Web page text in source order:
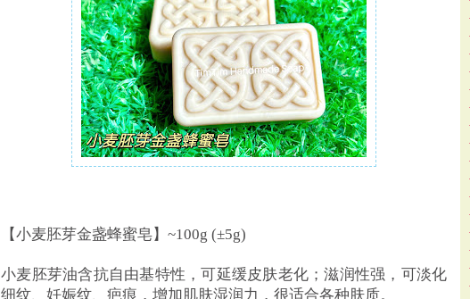
【小麦胚芽金盏蜂蜜皂】~100g (±5g)
小麦胚芽油含抗自由基特性，可延缓皮肤老化；滋润性强，可淡化
细纹、妊娠纹、疤痕，增加肌肤湿润力，很适合各种肤质。